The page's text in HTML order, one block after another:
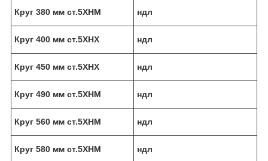
Круг 380 мм ст.5ХНМ ндл
Круг 400 мм ст.5ХНХ ндл
Круг 450 мм ст.5ХНХ ндл
Круг 490 мм ст.5ХНМ ндл
Круг 560 мм ст.5ХНМ ндл
Круг 580 мм ст.5ХНМ ндл